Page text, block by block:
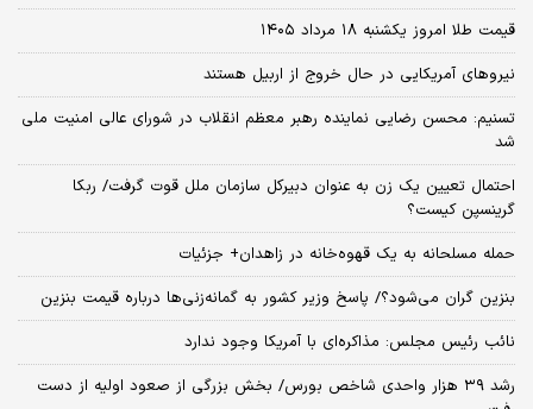
قیمت طلا امروز یکشنبه ۱۸ مرداد ۱۴۰۵
نیروهای آمریکایی در حال خروج از اربیل هستند
تسنیم: محسن رضایی نماینده رهبر معظم انقلاب در شورای عالی امنیت ملی
شد
احتمال تعیین یک زن به عنوان دبیرکل سازمان ملل قوت گرفت/ ربکا
گرینسپن کیست؟
حمله مسلحانه به یک قهوه‌خانه در زاهدان+ جزئیات
بنزین گران می‌شود؟/ پاسخ وزیر کشور به گمانه‌زنی‌ها درباره قیمت بنزین
نائب رئیس مجلس: مذاکره‌ای با آمریکا وجود ندارد
رشد ۳۹ هزار واحدی شاخص بورس/ بخش بزرگی از صعود اولیه از دست